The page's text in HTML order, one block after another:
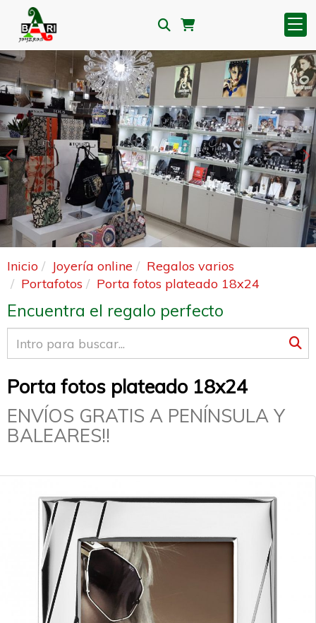
Anterior
Inicio Joyería online
Regalos varios
Portafotos
Porta fotos plateado 18x24
Encuentra el regalo perfecto
Porta fotos plateado 18x24
ENVÍOS GRATIS A PENÍNSULA Y
BALEARES!!